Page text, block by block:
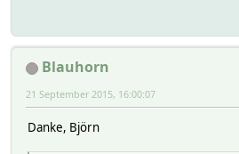
Blauhorn
21 September 2015, 16:00:07
Danke, Björn